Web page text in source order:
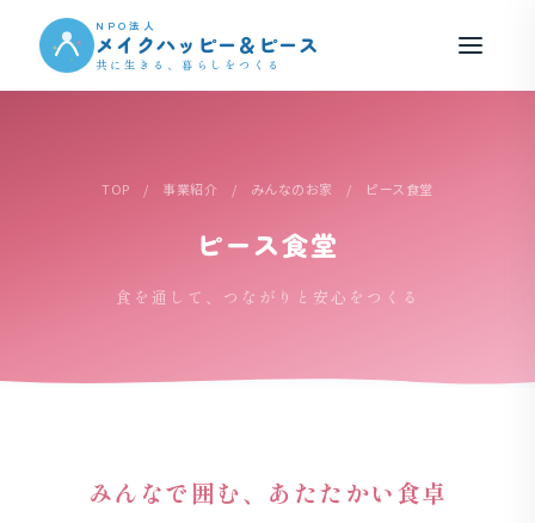
NPO法人
メイクハッピー＆ピース
共に生きる、暮らしをつくる
TOP / 事業紹介 / みんなのお家 / ピース食堂
ピース食堂
食を通して、つながりと安心をつくる
みんなで囲む、あたたかい食卓